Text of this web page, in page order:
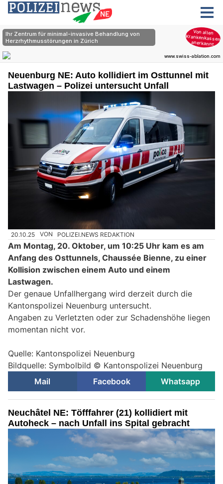
Neuenburg NE: Auto kollidiert im Osttunnel mit
Lastwagen – Polizei untersucht Unfall
20.10.25 VON POLIZEI.NEWS REDAKTION
Am Montag, 20. Oktober, um 10:25 Uhr kam es am
Anfang des Osttunnels, Chaussée Bienne, zu einer
Kollision zwischen einem Auto und einem
Lastwagen.
Der genaue Unfallhergang wird derzeit durch die
Kantonspolizei Neuenburg untersucht.
Angaben zu Verletzten oder zur Schadenshöhe liegen
momentan nicht vor.
Quelle: Kantonspolizei Neuenburg
Bildquelle: Symbolbild © Kantonspolizei Neuenburg
Mail
Facebook Whatsapp
Neuchâtel NE: Töfffahrer (21) kollidiert mit
Autoheck – nach Unfall ins Spital gebracht